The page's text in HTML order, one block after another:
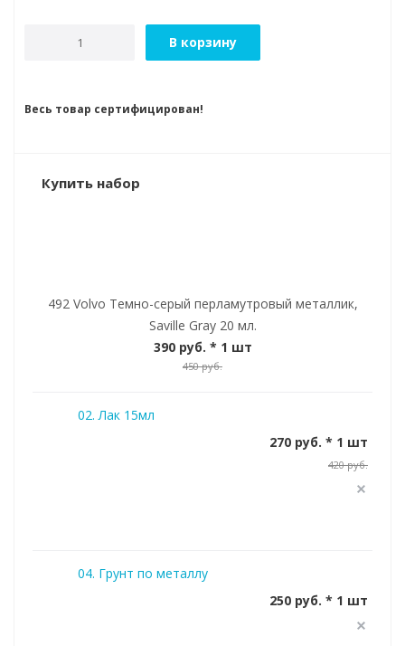
В корзину
Весь товар сертифицирован!
Купить набор
492 Volvo Темно-серый перламутровый металлик,
Saville Gray 20 мл.
390 руб. * 1 шт
450 руб.
02. Лак 15мл
270 руб. * 1 шт
420 руб.
04. Грунт по металлу
250 руб. * 1 шт